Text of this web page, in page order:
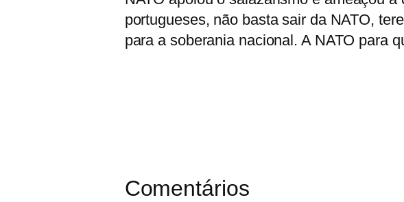
portugueses, não basta sair da NATO,
para a soberania nacional. A NATO para
Comentários